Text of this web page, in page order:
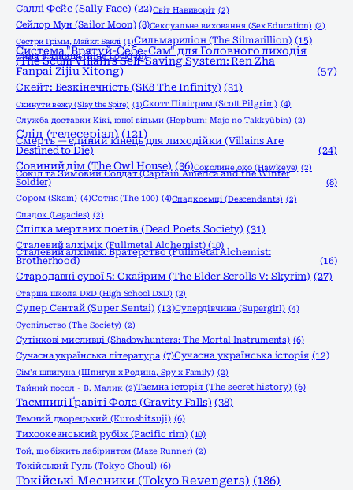
Саллі Фейс (Sally Face) (22)Світ Навиворіт (2)
Сейлор Мун (Sailor Moon) (8)Сексуальне виховання (Sex Education) (2)
Сестри Грімм, Майкл Баклі (1)Сильмариліон (The Silmarillion) (15)
Синя в'язниця (Blue Lock) (6)
Система "Врятуй-Себе-Сам" для Головного лиходія
(The Scum Villain's Self-Saving System: Ren Zha
Fanpai Zijiu Xitong)
(57)
Скейт: Безкінечність (SK8 The Infinity) (31)
Скинути вежу (Slay the Spire) (1)Скотт Пілігрим (Scott Pilgrim) (4)
Служба доставки Кікі, юної відьми (Hepburn: Majo no Takkyūbin) (2)
Слід (телесеріал) (121)
Смерть — єдиний кінець для лиходійки (Villains Are
Destined to Die)
(24)
Совиний дім (The Owl House) (36)Соколине око (Hawkeye) (2)
Сокіл та Зимовий Солдат (Captain America and the Winter
Soldier)
(8)
Сором (Skam) (4)Сотня (The 100) (4)Спадкоємці (Descendants) (2)
Спадок (Legacies) (2)
Спілка мертвих поетів (Dead Poets Society) (31)
Сталевий алхімік (Fullmetal Alchemist) (10)
Сталевий алхімік. Братерство (Fullmetal Alchemist:
Brotherhood) (16)
Стародавні сувої 5: Скайрим (The Elder Scrolls V: Skyrim) (27)
Старша школа DxD (High School DxD) (2)
Супер Сентай (Super Sentai) (13)Супердівчина (Supergirl) (4)
Суспільство (The Society) (2)
Сутінкові мисливці (Shadowhunters: The Mortal Instruments) (6)
Сучасна українська література (7)Сучасна українська історія (12)
Сім'я шпигуна (Шпигун x Родина, Spy x Family) (2)
Тайний посол - В. Малик (2)Таємна історія (The secret history) (6)
Таємниці Ґравіті Фолз (Gravity Falls) (38)
Темний дворецький (Kuroshitsuji) (6)
Тихоокеанський рубіж (Pacific rim) (10)
Той, що біжить лабіринтом (Maze Runner) (2)
Токійський Гуль (Tokyo Ghoul) (6)
Токійські Месники (Tokyo Revengers) (186)